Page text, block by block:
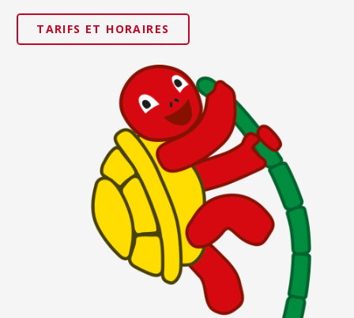
TARIFS ET HORAIRES